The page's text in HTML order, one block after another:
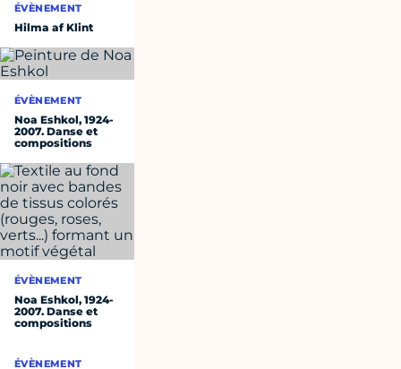
ÉVÈNEMENT
Hilma af Klint
ÉVÈNEMENT
Noa Eshkol, 1924-
2007. Danse et
compositions
ÉVÈNEMENT
Noa Eshkol, 1924-
2007. Danse et
compositions
ÉVÈNEMENT